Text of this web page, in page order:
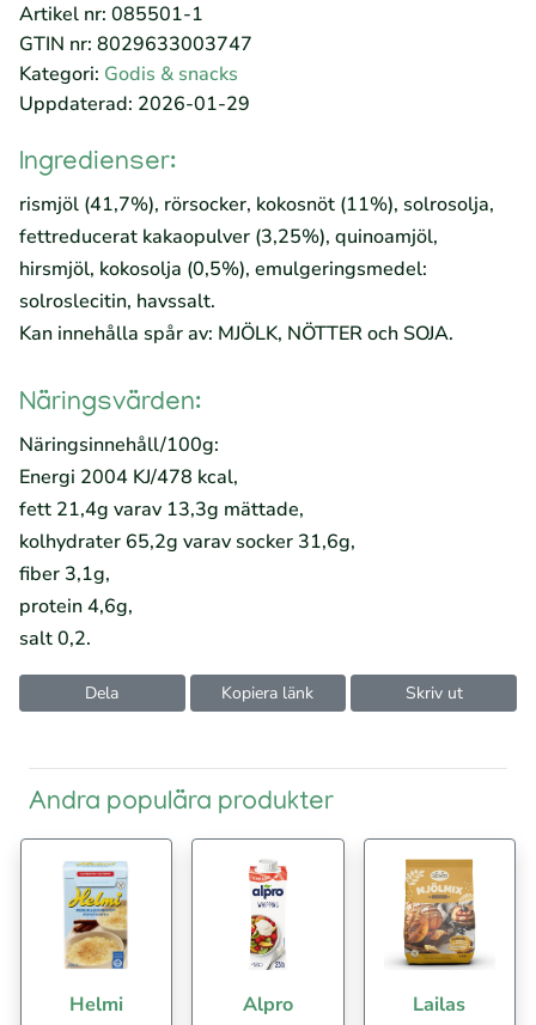
Artikel nr: 085501-1
GTIN nr: 8029633003747
Kategori: Godis & snacks
Uppdaterad: 2026-01-29
Ingredienser:
rismjöl (41,7%), rörsocker, kokosnöt (11%), solrosolja,
fettreducerat kakaopulver (3,25%), quinoamjöl,
hirsmjöl, kokosolja (0,5%), emulgeringsmedel:
solroslecitin, havssalt.
Kan innehålla spår av: MJÖLK, NÖTTER och SOJA.
Näringsvärden:
Näringsinnehåll/100g:
Energi 2004 KJ/478 kcal,
fett 21,4g varav 13,3g mättade,
kolhydrater 65,2g varav socker 31,6g,
fiber 3,1g,
protein 4,6g,
salt 0,2.
Dela Kopiera länk Skriv ut
Andra populära produkter
Helmi
Alpro
Lailas